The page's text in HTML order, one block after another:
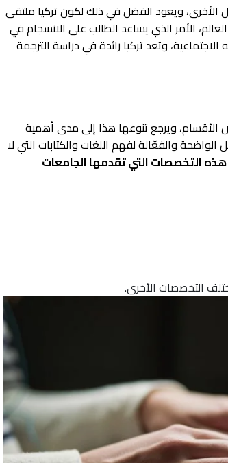
الأخرى، ويعود الفضل في ذلك لكون تركيا ملتقى
الأمر الذي يساعد الطالب على الانسجام في
وتعد تركيا رائدة في دراسة الترجمة
ويرجع تنوعها هذا إلى مدى أهمية
والفعّالة لفهم اللغات والكتابات التي لا
هذه التخصصات التي تقدمها الجامعات
التخصصات الأخرى.